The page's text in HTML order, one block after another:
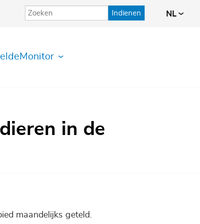
Indienen NL
in de
maandelijks geteld.